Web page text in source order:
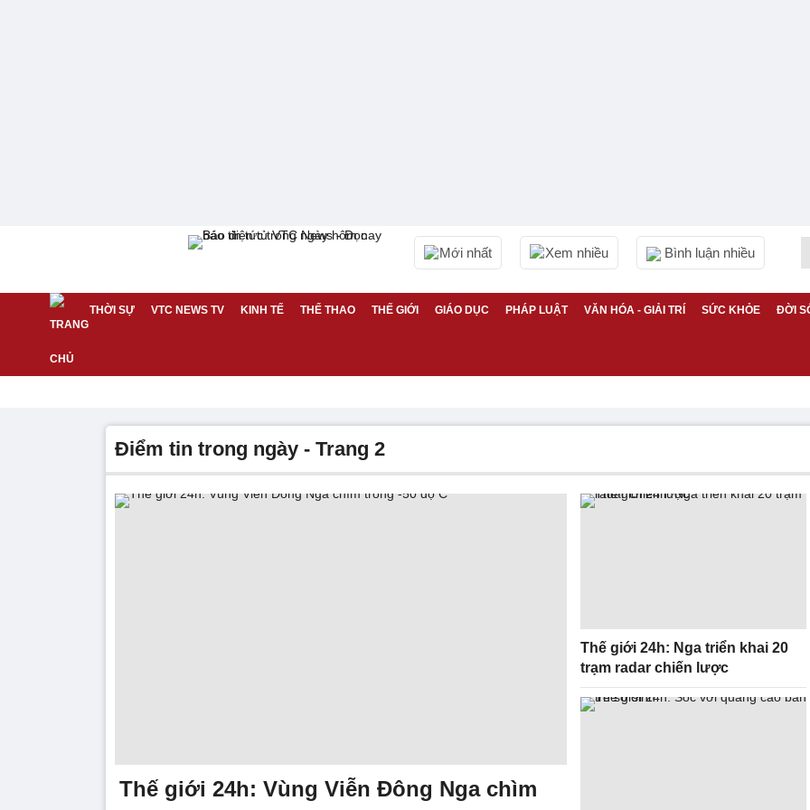
Mới nhất Xem nhiều Bình luận nhiều
THỜI SỰ VTC NEWS TV KINH TẾ THỂ THAO THẾ GIỚI GIÁO DỤC PHÁP LUẬT VĂN HÓA - GIẢI TRÍ SỨC KHỎE ĐỜI
điểm tin trong ngày - Trang 2
Thế giới 24h: Vùng Viễn Đông Nga chìm
Thế giới 24h: Nga triển khai 20
trạm radar chiến lược